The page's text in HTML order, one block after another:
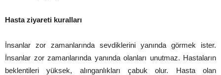
Hasta ziyareti kuralları
İnsanlar zor zamanlarında sevdiklerini yanında görmek ister.
İnsanlar zor zamanlarında yanında olanları unutmaz. Hastaların
beklentileri yüksek, alınganlıkları çabuk olur. Hasta olan